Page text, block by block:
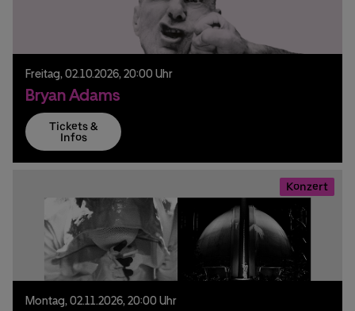
Freitag, 02.10.2026, 20:00 Uhr
Bryan Adams
Tickets &
Infos
Konzert
Montag, 02.11.2026, 20:00 Uhr